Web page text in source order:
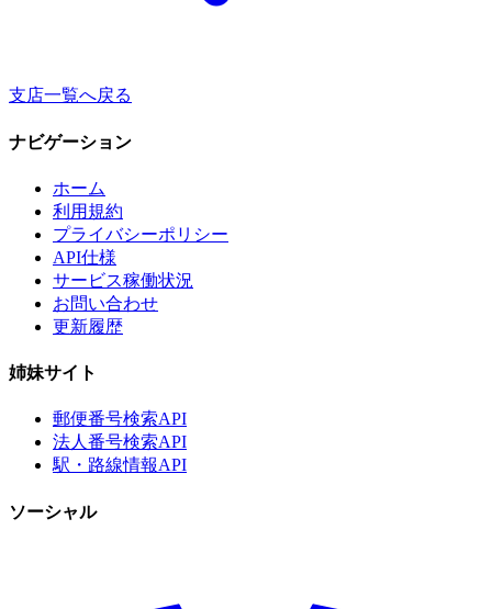
支店一覧へ戻る
ナビゲーション
ホーム
利用規約
プライバシーポリシー
API仕様
サービス稼働状況
お問い合わせ
更新履歴
姉妹サイト
郵便番号検索API
法人番号検索API
駅・路線情報API
ソーシャル